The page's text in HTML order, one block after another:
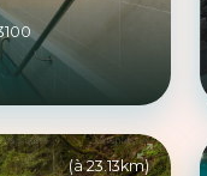
(à 23.13km)